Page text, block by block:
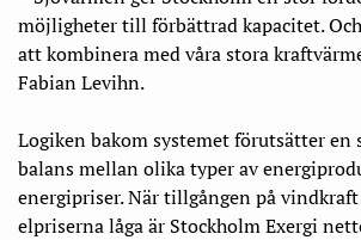
möjligheter till förbättrad kapacitet.
att kombinera med våra stora
Fabian Levihn.
Logiken bakom systemet förutsätter
balans mellan olika typer av
energipriser. När tillgången på vindkraft
elpriserna låga är Stockholm Exergi